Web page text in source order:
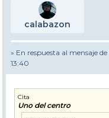
calabazon
» En respuesta al mensaje de
13:40
Cita
Uno del centro